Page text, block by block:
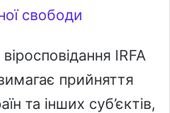
свободи
IRFA
прийняття
та інших суб’єктів,